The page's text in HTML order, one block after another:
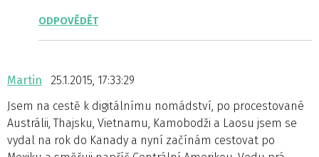
ODPOVĚDĚT
Martin
25.1.2015, 17:33:29
Jsem na cestě k digitálnímu nomádství, po procestované
Austrálii, Thajsku, Vietnamu, Kamobodži a Laosu jsem se
vydal na rok do Kanady a nyní začínám cestovat po